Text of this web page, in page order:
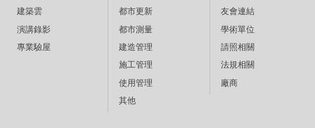
建築雲
演講錄影
專業驗屋
都市更新
都市測量
建造管理
施工管理
使用管理
其他
友會連結
學術單位
請照相關
法規相關
廠商